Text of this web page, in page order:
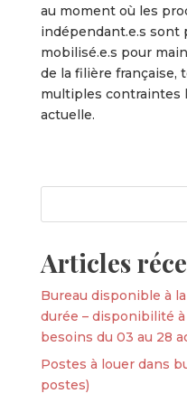
au moment où les
indépendant.e.s sont
mobilisé.e.s pour
de la filière française,
multiples contraintes
actuelle.
Articles
Bureau disponible à
durée – disponibilité
besoins du 03 au 28
Postes à louer dans
postes)